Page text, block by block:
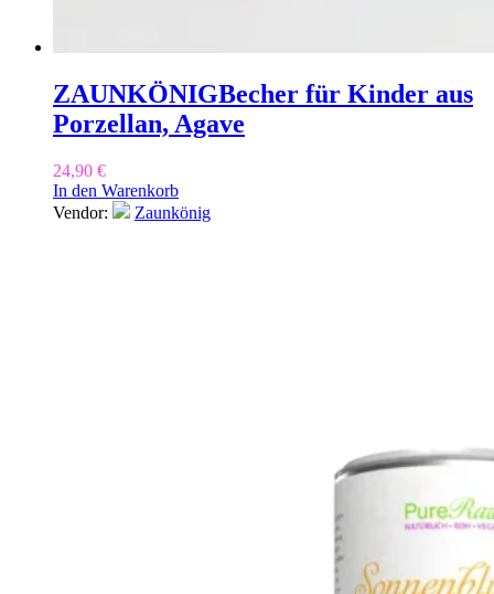
ZAUNKÖNIGBecher für Kinder aus
Porzellan, Agave
24,90 €
In den Warenkorb
Vendor:
Zaunkönig